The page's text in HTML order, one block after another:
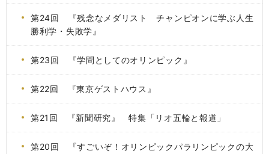
第24回 『残念なメダリスト チャンピオンに学ぶ人生
勝利学・失敗学』
第23回 『学問としてのオリンピック』
第22回 『東京ゲストハウス』
第21回 『新聞研究』 特集「リオ五輪と報道」
第20回 『すごいぞ！オリンピックパラリンピックの大